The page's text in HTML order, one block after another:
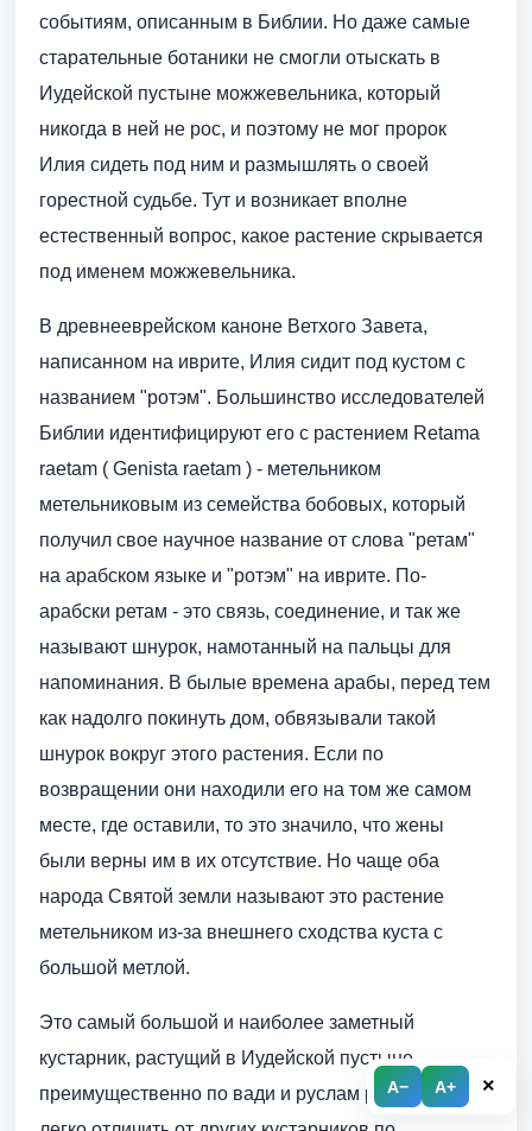
A− A+ ×
событиям, описанным в Библии. Но даже самые
старательные ботаники не смогли отыскать в
Иудейской пустыне можжевельника, который
никогда в ней не рос, и поэтому не мог пророк
Илия сидеть под ним и размышлять о своей
горестной судьбе. Тут и возникает вполне
естественный вопрос, какое растение скрывается
под именем можжевельника.
В древнееврейском каноне Ветхого Завета,
написанном на иврите, Илия сидит под кустом с
названием "ротэм". Большинство исследователей
Библии идентифицируют его с растением Retama
raetam ( Genista raetam ) - метельником
метельниковым из семейства бобовых, который
получил свое научное название от слова "ретам"
на арабском языке и "ротэм" на иврите. По-
арабски ретам - это связь, соединение, и так же
называют шнурок, намотанный на пальцы для
напоминания. В былые времена арабы, перед тем
как надолго покинуть дом, обвязывали такой
шнурок вокруг этого растения. Если по
возвращении они находили его на том же самом
месте, где оставили, то это значило, что жены
были верны им в их отсутствие. Но чаще оба
народа Святой земли называют это растение
метельником из-за внешнего сходства куста с
большой метлой.
Это самый большой и наиболее заметный
кустарник, растущий в Иудейской пустыне,
преимущественно по вади и руслам ручьев. Его